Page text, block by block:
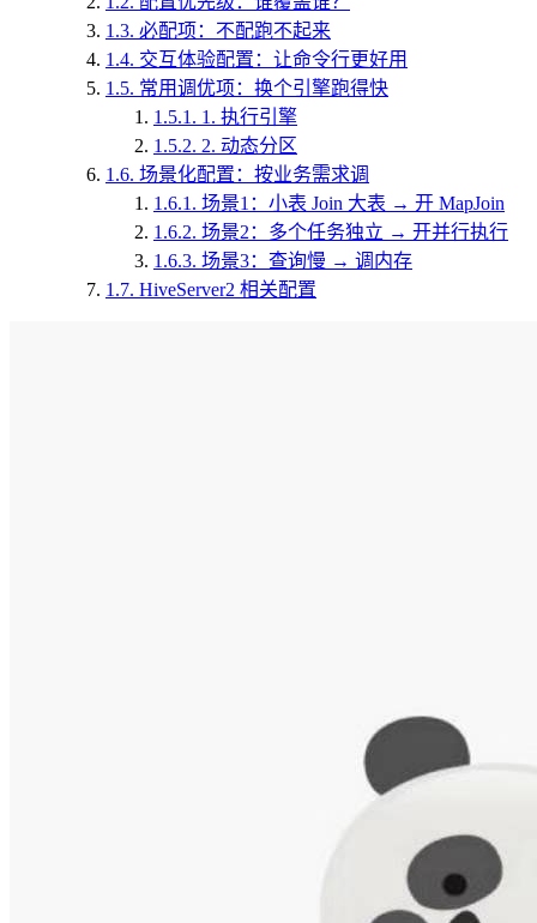
1.3. 必配项：不配跑不起来
1.4. 交互体验配置：让命令行更好用
1.5. 常用调优项：换个引擎跑得快
1.5.1. 1. 执行引擎
1.5.2. 2. 动态分区
1.6. 场景化配置：按业务需求调
1.6.1. 场景1：小表 Join 大表 → 开 MapJoin
1.6.2. 场景2：多个任务独立 → 开并行执行
1.6.3. 场景3：查询慢 → 调内存
1.7. HiveServer2 相关配置